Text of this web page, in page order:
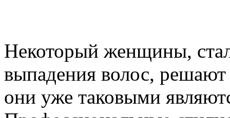
Некоторый женщины,
выпадения волос,
они уже таковыми